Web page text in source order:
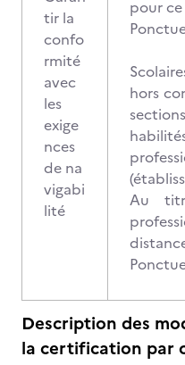
tir la
confo
rmité
avec
les
exige
nces
de na
vigabi
lité
pour ce
hors
Au
Description des
la certification par